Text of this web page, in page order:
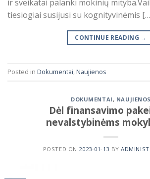
ir sveikatai palanki mokinių
tiesiogiai susijusi su kognityvinėmis
CONTINUE READING →
Posted in Dokumentai,Naujienos
DOKUMENTAI , NAUJIENOS
Dėl finansavimo
nevalstybinėms
POSTED ON 2023-01-13 BY